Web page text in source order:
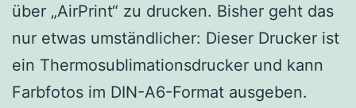
über „AirPrint“ zu drucken. Bisher geht das
nur etwas umständlicher: Dieser Drucker ist
ein Thermosublimationsdrucker und kann
Farbfotos im DIN-A6-Format ausgeben.